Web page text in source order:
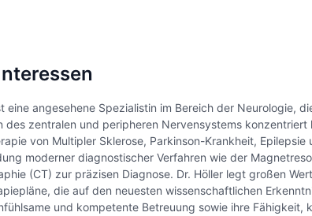
eine angesehene Spezialistin im Bereich der Neurologie,
des zentralen und peripheren Nervensystems konzentriert
von Multipler Sklerose, Parkinson-Krankheit,
moderner diagnostischer Verfahren wie der
(CT) zur präzisen Diagnose. Dr. Höller legt großen
die auf den neuesten wissenschaftlichen
und kompetente Betreuung sowie ihre Fähigkeit,